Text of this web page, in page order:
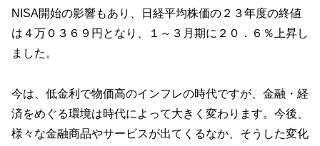
NISA開始の影響もあり、日経平均株価の２３年度の終値
は４万０３６９円となり、１～３月期に２０．６％上昇し
ました。
今は、低金利で物価高のインフレの時代ですが、金融・経
済をめぐる環境は時代によって大きく変わります。今後、
様々な金融商品やサービスが出てくるなか、そうした変化